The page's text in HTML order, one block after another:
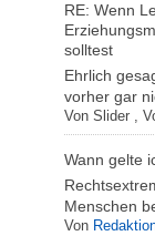
RE: Wenn
solltest
Ehrlich
vorher gar
Von Slider,
Wann gelte
Menschen
Von